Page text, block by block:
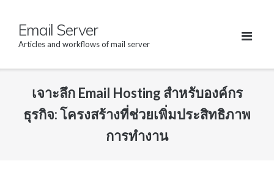
content
Email Server
Articles and workflows of mail server
เจาะลึก Email Hosting สำหรับองค์กร
ธุรกิจ: โครงสร้างที่ช่วยเพิ่มประสิทธิภาพ
การทำงาน